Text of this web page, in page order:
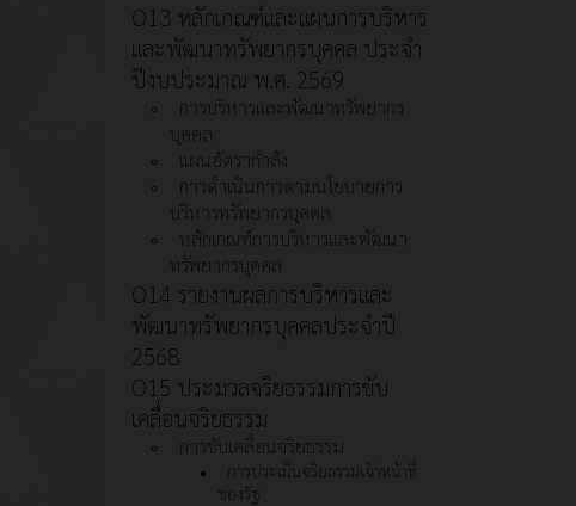
O13 หลักเกณฑ์และแผนการบริหาร
และพัฒนาทรัพยากรบุคคล ประจำ
ปีงบประมาณ พ.ศ. 2569
การบริหารและพัฒนาทรัพยากร
บุคคล
แผนอัตรากำลัง
การดำเนินการตามนโยบายการ
บริหารทรัพยากรบุคคล
หลักเกณฑ์การบริหารและพัฒนา
ทรัพยากรบุคคล
O14 รายงานผลการบริหารและ
พัฒนาทรัพยากรบุคคลประจำปี
2568
O15 ประมวลจริยธรรมการขับ
เคลื่อนจริยธรรม
การขับเคลื่อนจริยธรรม
การประเมินจริยธรรมเจ้าหน้าที่
ของรัฐ